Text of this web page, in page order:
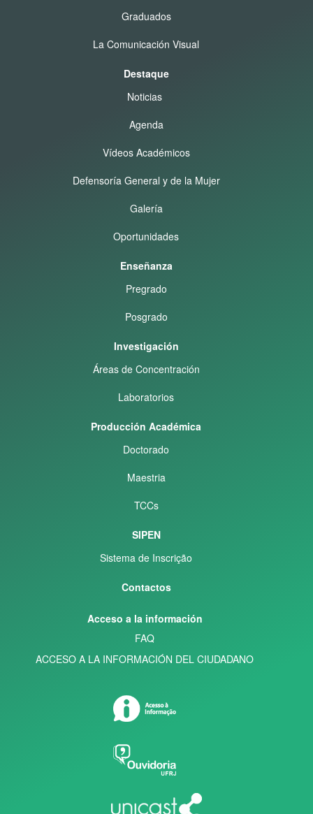
Graduados
La Comunicación Visual
Destaque
Noticias
Agenda
Vídeos Académicos
Defensoría General y de la Mujer
Galería
Oportunidades
Enseñanza
Pregrado
Posgrado
Investigación
Áreas de Concentración
Laboratorios
Producción Académica
Doctorado
Maestria
TCCs
SIPEN
Sistema de Inscrição
Contactos
Acceso a la información
FAQ
ACCESO A LA INFORMACIÓN DEL CIUDADANO